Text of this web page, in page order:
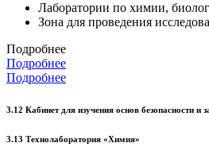
Лаборатории по химии,
Зона для проведения
Подробнее
Подробнее
Подробнее
3.12 Кабинет для изучения основ безопасности
3.13 Технолаборатория «Химия»